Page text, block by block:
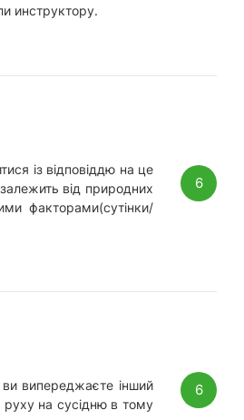
инструктору.
із відповіддю на це
від природних
факторами(сутінки/
6
випереджаєте інший
руху на сусідню в тому
6